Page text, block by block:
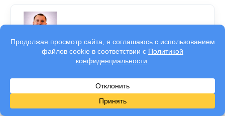
Врач-нарколог
Проверил: Яковлев Павел Игоревич
Клинический психолог